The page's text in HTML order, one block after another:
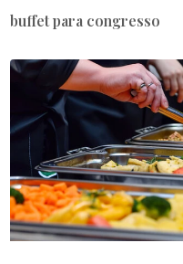
buffet para congresso